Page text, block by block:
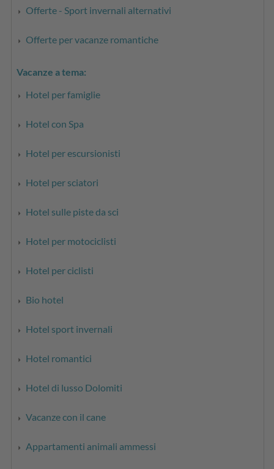
Offerte - Sport invernali alternativi
Offerte per vacanze romantiche
Vacanze a tema:
Hotel per famiglie
Hotel con Spa
Hotel per escursionisti
Hotel per sciatori
Hotel sulle piste da sci
Hotel per motociclisti
Hotel per ciclisti
Bio hotel
Hotel sport invernali
Hotel romantici
Hotel di lusso Dolomiti
Vacanze con il cane
Appartamenti animali ammessi